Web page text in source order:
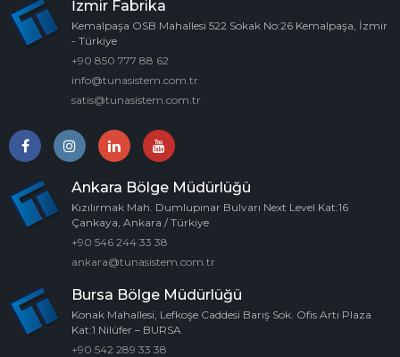
İzmir Fabrika
Kemalpaşa OSB Mahallesi 522 Sokak No:26 Kemalpaşa, İzmir
- Türkiye
+90 850 777 88 62
info@tunasistem.com.tr
satis@tunasistem.com.tr
Ankara Bölge Müdürlüğü
Kızılırmak Mah. Dumlupınar Bulvarı Next Level Kat:16
Çankaya, Ankara / Türkiye
+90 546 244 33 38
ankara@tunasistem.com.tr
Bursa Bölge Müdürlüğü
Konak Mahallesi, Lefkoşe Caddesi Barış Sok. Ofis Artı Plaza
Kat:1 Nilüfer – BURSA
+90 542 289 33 38